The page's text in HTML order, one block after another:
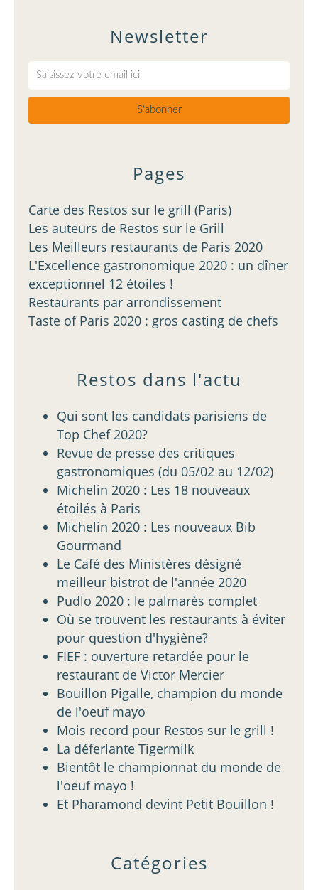
Newsletter
Catégories
Pages
Carte des Restos sur le grill (Paris)
Les auteurs de Restos sur le Grill
Les Meilleurs restaurants de Paris 2020
L'Excellence gastronomique 2020 : un dîner
exceptionnel 12 étoiles !
Restaurants par arrondissement
Taste of Paris 2020 : gros casting de chefs
Restos dans l'actu
Qui sont les candidats parisiens de
Top Chef 2020?
Revue de presse des critiques
gastronomiques (du 05/02 au 12/02)
Michelin 2020 : Les 18 nouveaux
étoilés à Paris
Michelin 2020 : Les nouveaux Bib
Gourmand
Le Café des Ministères désigné
meilleur bistrot de l'année 2020
Pudlo 2020 : le palmarès complet
Où se trouvent les restaurants à éviter
pour question d'hygiène?
FIEF : ouverture retardée pour le
restaurant de Victor Mercier
Bouillon Pigalle, champion du monde
de l'oeuf mayo
Mois record pour Restos sur le grill !
La déferlante Tigermilk
Bientôt le championnat du monde de
l'oeuf mayo !
Et Pharamond devint Petit Bouillon !